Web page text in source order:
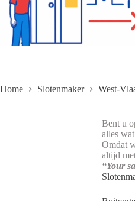
Home Slotenmaker West-
Bent u
alles
Omdat
altijd
“Your